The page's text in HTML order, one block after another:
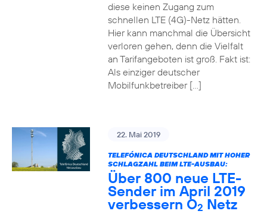
diese keinen Zugang zum
schnellen LTE (4G)-Netz hätten.
Hier kann manchmal die Übersicht
verloren gehen, denn die Vielfalt
an Tarifangeboten ist groß. Fakt ist:
Als einziger deutscher
Mobilfunkbetreiber […]
22. Mai 2019
TELEFÓNICA DEUTSCHLAND MIT HOHER
SCHLAGZAHL BEIM LTE-AUSBAU:
Über 800 neue LTE-
Sender im April 2019
verbessern O2 Netz